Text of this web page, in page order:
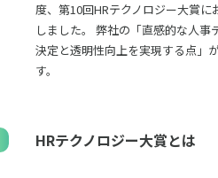
度、第10回HRテクノロジー大賞
しました。 弊社の「直感的な人
決定と透明性向上を実現する点」
す。
HRテクノロジー大賞とは